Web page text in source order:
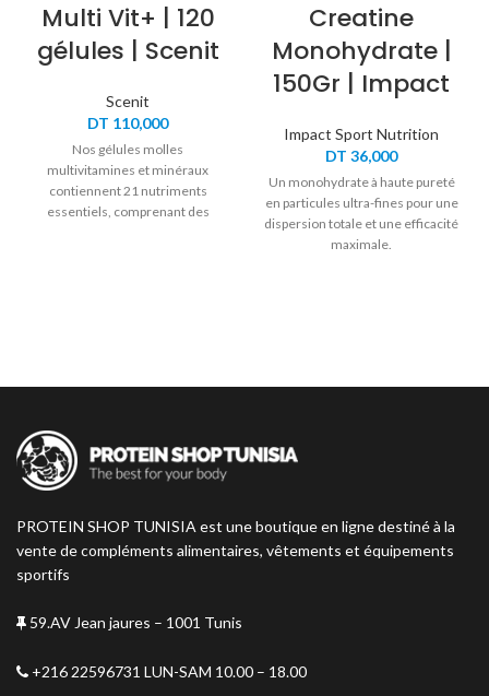
Multi Vit+ | 120
gélules | Scenit
Scenit
DT 110,000
Nos gélules molles
multivitamines et minéraux
contiennent 21 nutriments
essentiels, comprenant des
Creatine
Monohydrate |
150Gr | Impact
Impact Sport Nutrition
DT 36,000
Un monohydrate à haute pureté
en particules ultra-fines pour une
dispersion totale et une efficacité
maximale.
PROTEIN SHOP TUNISIA est une boutique en ligne destiné à la
vente de compléments alimentaires, vêtements et équipements
sportifs
59.AV Jean jaures – 1001 Tunis
+216 22596731 LUN-SAM 10.00 – 18.00